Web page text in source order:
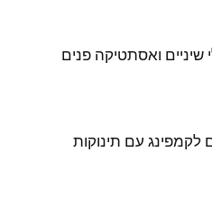
שיניים ואסתטיקה פנים
לקמפינג עם תינוקות